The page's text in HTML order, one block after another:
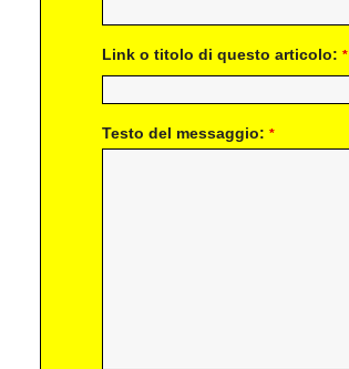
Link o titolo di questo articolo: *
Testo del messaggio: *